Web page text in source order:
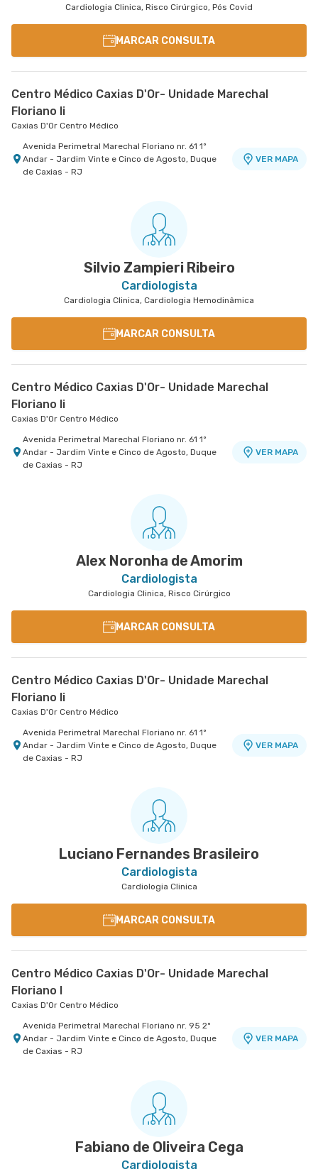
Cardiologia Clinica, Risco Cirúrgico, Pós Covid
MARCAR CONSULTA
Centro Médico Caxias D'Or- Unidade Marechal
Floriano Ii
Caxias D'Or Centro Médico
Avenida Perimetral Marechal Floriano nr. 61 1º
Andar - Jardim Vinte e Cinco de Agosto, Duque
de Caxias - RJ
VER MAPA
Silvio Zampieri Ribeiro
Cardiologista
Cardiologia Clinica, Cardiologia Hemodinâmica
MARCAR CONSULTA
Centro Médico Caxias D'Or- Unidade Marechal
Floriano Ii
Caxias D'Or Centro Médico
Avenida Perimetral Marechal Floriano nr. 61 1º
Andar - Jardim Vinte e Cinco de Agosto, Duque
de Caxias - RJ
VER MAPA
Alex Noronha de Amorim
Cardiologista
Cardiologia Clinica, Risco Cirúrgico
MARCAR CONSULTA
Centro Médico Caxias D'Or- Unidade Marechal
Floriano Ii
Caxias D'Or Centro Médico
Avenida Perimetral Marechal Floriano nr. 61 1º
Andar - Jardim Vinte e Cinco de Agosto, Duque
de Caxias - RJ
VER MAPA
Luciano Fernandes Brasileiro
Cardiologista
Cardiologia Clinica
MARCAR CONSULTA
Centro Médico Caxias D'Or- Unidade Marechal
Floriano I
Caxias D'Or Centro Médico
Avenida Perimetral Marechal Floriano nr. 95 2º
Andar - Jardim Vinte e Cinco de Agosto, Duque
de Caxias - RJ
VER MAPA
Fabiano de Oliveira Cega
Cardiologista